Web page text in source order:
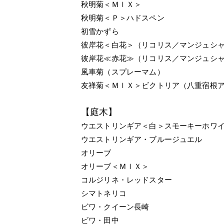
秋明菊＜ＭＩＸ＞
秋明菊＜Ｐ＞ハドスペン
初雪かずら
彼岸花＜白花＞（リコリス／マンジュシャ
彼岸花≪赤花≫（リコリス／マンジュシャ
風車菊（スプレーマム）
友禅菊＜ＭＩＸ＞ビクトリア（八重宿根ア
【庭木】
ウエストリンギア＜白＞スモーキーホワ
ウエストリンギア・ブルージュエル
オリーブ
オリーブ＜ＭＩＸ＞
コルジリネ・レッドスター
シマトネリコ
ビワ・クイーン長崎
ビワ・田中